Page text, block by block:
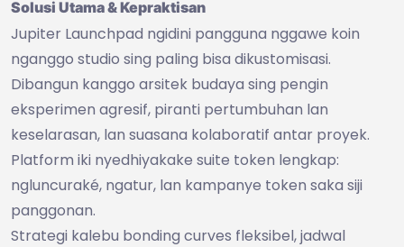
Solusi Utama & Kepraktisan
Jupiter Launchpad ngidini pangguna nggawe koin
nganggo studio sing paling bisa dikustomisasi.
Dibangun kanggo arsitek budaya sing pengin
eksperimen agresif, piranti pertumbuhan lan
keselarasan, lan suasana kolaboratif antar proyek.
Platform iki nyedhiyakake suite token lengkap:
ngluncuraké, ngatur, lan kampanye token saka siji
panggonan.
Strategi kalebu bonding curves fleksibel, jadwal